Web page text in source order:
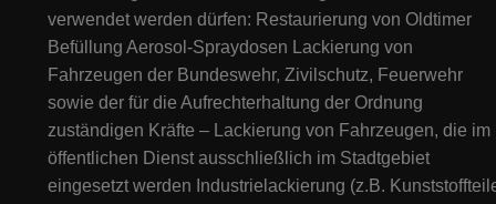
verwendet werden dürfen: Restaurierung von Oldtimer
Befüllung Aerosol-Spraydosen Lackierung von
Fahrzeugen der Bundeswehr, Zivilschutz, Feuerwehr
sowie der für die Aufrechterhaltung der Ordnung
zuständigen Kräfte – Lackierung von Fahrzeugen, die im
öffentlichen Dienst ausschließlich im Stadtgebiet
eingesetzt werden Industrielackierung (z.B.